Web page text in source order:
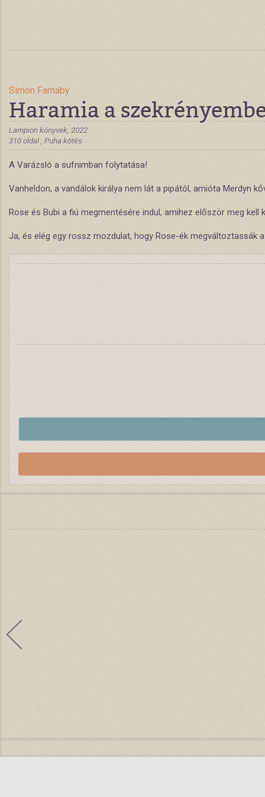
Simon Farnaby
Haramia a
Lampion könyvek, 2022
310 oldal , Puha kötés
A Varázsló a sufnimban folytatása!
Vanheldon, a vandálok királya nem lát a pipától, amióta Merdyn
Rose és Bubi a fiú megmentésére indul, amihez először meg
Ja, és elég egy rossz mozdulat, hogy Rose-ék megváltoztassák